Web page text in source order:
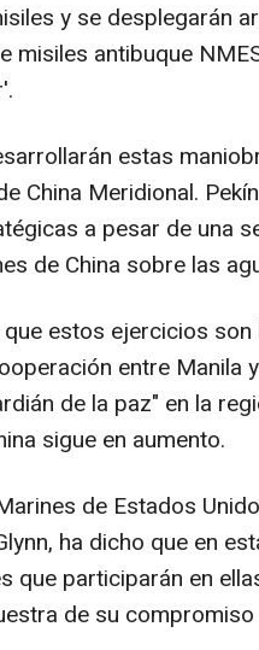
y se desplegarán
antibuque
estas
China Meridional.
a pesar de una
de China sobre las
estos ejercicios
entre Manila
de la paz" en la
sigue en aumento.
de Estados
ha dicho que en
que participarán en
de su